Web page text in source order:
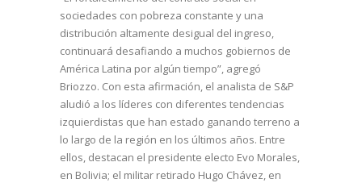
sociedades con pobreza constante y una
distribución altamente desigual del ingreso,
continuará desafiando a muchos gobiernos de
América Latina por algún tiempo”, agregó
Briozzo. Con esta afirmación, el analista de S&P
aludió a los líderes con diferentes tendencias
izquierdistas que han estado ganando terreno a
lo largo de la región en los últimos años. Entre
ellos, destacan el presidente electo Evo Morales,
en Bolivia; el militar retirado Hugo Chávez, en